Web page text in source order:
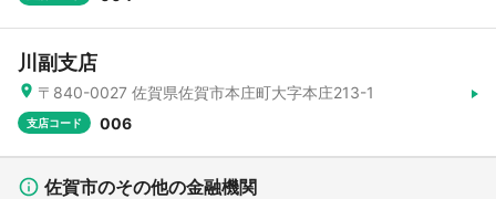
川副支店
〒840-0027 佐賀県佐賀市本庄町大字本庄213-1
支店コード 006
佐賀市のその他の金融機関